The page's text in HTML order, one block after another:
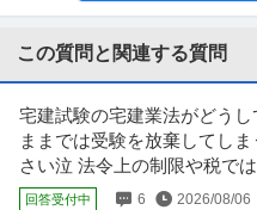
営業企画
株式会社スタンバイ
正社員 交通費支給 フレックスタイ
今後弊社事業のさらなる成長を目指
…
この質問と関連する質問
宅建試験の宅建業法がどう
ままでは受験を放棄してし
さい泣 法令上の制限や税で
回答受付中 6 2026/08/06